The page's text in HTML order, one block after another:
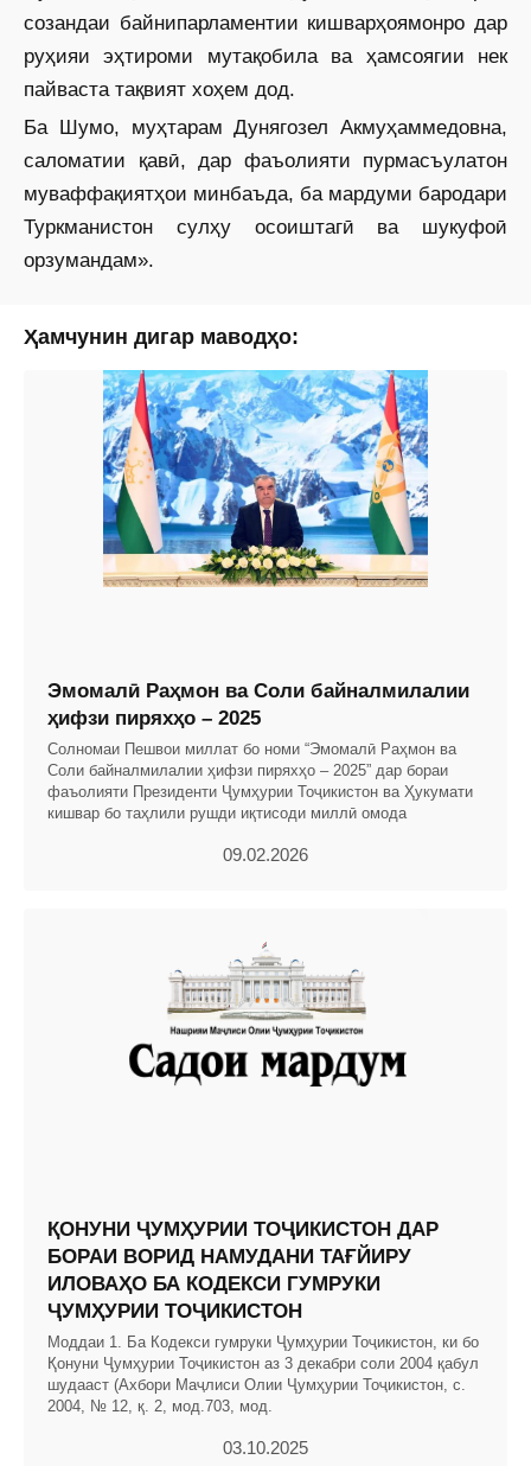
созандаи байнипарламентии кишварҳоямонро дар
руҳияи эҳтироми мутақобила ва ҳамсоягии нек
пайваста тақвият хоҳем дод.
Ба Шумо, муҳтарам Дунягозел Акмуҳаммедовна,
саломатии қавӣ, дар фаъолияти пурмас­ъулатон
муваффақиятҳои минбаъда, ба мардуми бародари
Туркманистон сулҳу осоиштагӣ ва шукуфоӣ
орзумандам».
Ҳамчунин дигар маводҳо:
Эмомалӣ Раҳмон ва Соли байналмилалии
ҳифзи пиряхҳо – 2025
Солномаи Пешвои миллат бо номи “Эмомалӣ Раҳмон ва
Соли байналмилалии ҳифзи пиряхҳо – 2025” дар бораи
фаъолияти Президенти Ҷумҳурии Тоҷикистон ва Ҳукумати
кишвар бо таҳлили рушди иқтисоди миллӣ омода
09.02.2026
ҚОНУНИ ҶУМҲУРИИ ТОҶИКИСТОН ДАР
БОРАИ ВОРИД НАМУДАНИ ТАҒЙИРУ
ИЛОВАҲО БА КОДЕКСИ ГУМРУКИ
ҶУМҲУРИИ ТОҶИКИСТОН
Моддаи 1. Ба Кодекси гумруки Ҷумҳурии Тоҷикистон, ки бо
Қонуни Ҷумҳурии Тоҷикистон аз 3 декабри соли 2004 қабул
шудааст (Ахбори Маҷлиси Олии Ҷумҳурии Тоҷикистон, с.
2004, № 12, қ. 2, мод.703, мод.
03.10.2025